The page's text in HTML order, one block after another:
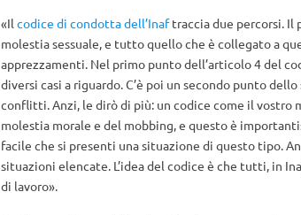
«Il codice di condotta dell’Inaftraccia due percorsi. Il
molestia sessuale, e tutto quello che è collegato a
apprezzamenti. Nel primo punto dell’articolo 4 del
diversi casi a riguardo. C’è poi un secondo punto
conflitti. Anzi, le dirò di più: un codice come il vostro
molestia morale e del mobbing, e questo è
facile che si presenti una situazione di questo tipo.
situazioni elencate. L’idea del codice è che tutti, in
di lavoro».